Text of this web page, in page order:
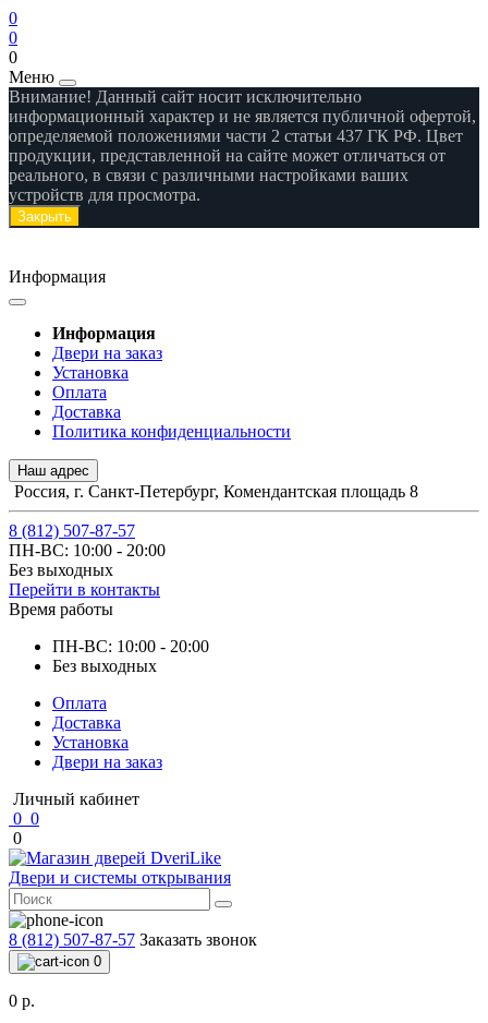
0
0
0
Меню
Внимание! Данный сайт носит исключительно
информационный характер и не является публичной офертой,
определяемой положениями части 2 статьи 437 ГК РФ. Цвет
продукции, представленной на сайте может отличаться от
реального, в связи с различными настройками ваших
устройств для просмотра.
Закрыть
Информация
Информация
Двери на заказ
Установка
Оплата
Доставка
Политика конфиденциальности
Наш адрес
Россия, г. Санкт-Петербург, Комендантская площадь 8
8 (812) 507-87-57
ПН-ВС: 10:00 - 20:00
Без выходных
Перейти в контакты
Время работы
ПН-ВС: 10:00 - 20:00
Без выходных
Оплата
Доставка
Установка
Двери на заказ
Личный кабинет
0 0
0
Двери и системы открывания
8 (812) 507-87-57 Заказать звонок
0
0 р.